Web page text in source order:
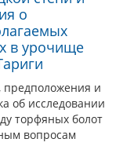
о
в урочище
предположения и
об исследовании
торфяных болот
вопросам